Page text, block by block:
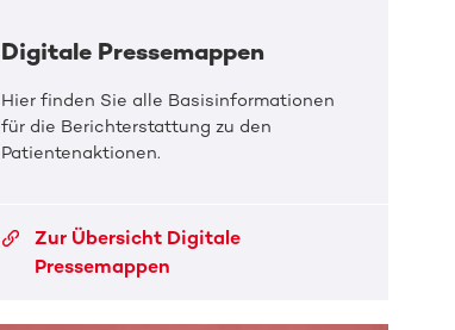
Digitale Pressemappen
Hier finden Sie alle Basisinformationen
für die Berichterstattung zu den
Patientenaktionen.
Zur Übersicht Digitale
Pressemappen